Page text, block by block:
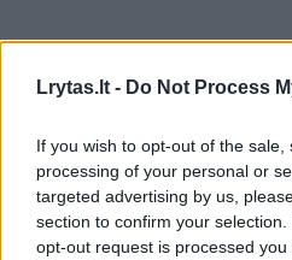
Lrytas.lt - Do Not Process
If you wish to opt-out of the
processing of your personal or
targeted advertising by us,
section to confirm your
opt-out request is processed
J. Olekas nelinkęs kritikuoti
atsisveikinti su K.
Lietuvos diena
Visi